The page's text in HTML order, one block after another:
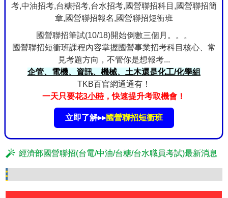
國營聯招筆試(10/18)開始倒數三個月。。。
國營聯招短衝班課程內容掌握國營事業招考科目核心、常
見考題方向，不管你是想報考...
企管、電機、資訊、機械、土木還是化工/化學組
TKB百官網通通有！
一天只要花3小時，快速提升考取機會！
立即了解▸▸國營聯招短衝班
經濟部國營聯招(台電/中油/台糖/台水職員考試)最新消息